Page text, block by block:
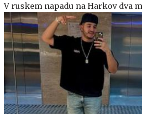
V ruskem napadu na Harkov dva